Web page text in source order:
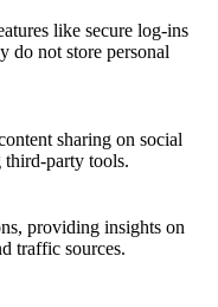
like secure log-ins
do not store personal
sharing on social
third-party tools.
providing insights on
traffic sources.